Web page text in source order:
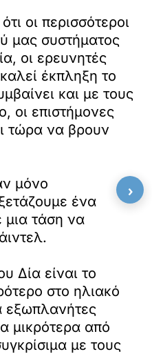
οι περισσότεροι
μας συστήματος
οι ερευνητές
έκπληξη το
και με τους
οι επιστήμονες
τώρα να βρουν
μόνο
ένα
μια τάση να
Δία είναι το
στο ηλιακό
εξωπλανήτες
μικρότερα από
με τους
›